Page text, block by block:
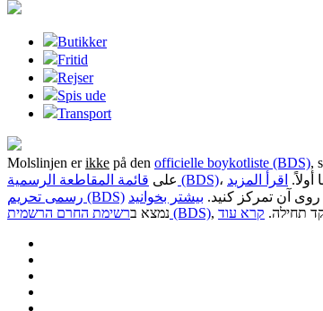
Butikker
Fritid
Rejser
Spis ude
Transport
Molslinjen erikke på den officielle boykotliste (BDS),
على قائمة المقاطعة الرسمية (BDS) أولاً. اقرأ المزيد
رسمی تحریم (BDS)
روی آن تمرکز کنید. بیشتر بخوانید
נמצא ב רשימת החרם הרשמית (BDS) תחילה. קרא עוד